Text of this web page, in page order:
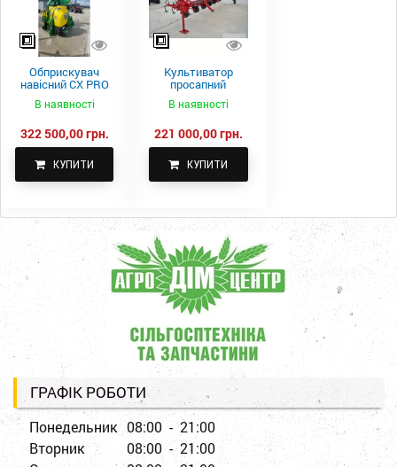
Обприскувач
навісний CX PRO
В наявності
322 500,00 грн.
КУПИТИ
Культиватор
просапний
КПН-5,6-05
В наявності
221 000,00 грн.
КУПИТИ
ГРАФІК РОБОТИ
Понедельник 08:00 - 21:00
Вторник
08:00 - 21:00